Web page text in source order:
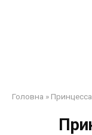
Головна »